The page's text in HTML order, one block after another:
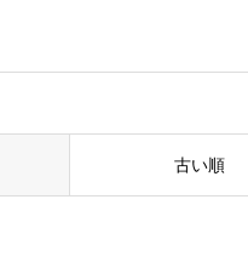
古い順